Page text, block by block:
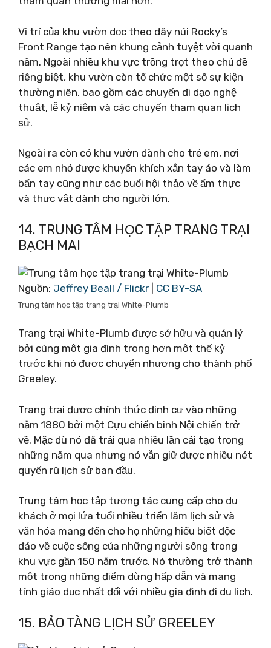
Vị trí của khu vườn dọc theo dãy núi Rocky’s
Front Range tạo nên khung cảnh tuyệt vời quanh
năm. Ngoài nhiều khu vực trồng trọt theo chủ đề
riêng biệt, khu vườn còn tổ chức một số sự kiện
thường niên, bao gồm các chuyến đi dạo nghệ
thuật, lễ kỷ niệm và các chuyến tham quan lịch
sử.
Ngoài ra còn có khu vườn dành cho trẻ em, nơi
các em nhỏ được khuyến khích xắn tay áo và làm
bẩn tay cũng như các buổi hội thảo về ẩm thực
và thực vật dành cho người lớn.
14. TRUNG TÂM HỌC TẬP TRANG TRẠI
BẠCH MAI
Nguồn: Jeffrey Beall / Flickr CC BY-SA
Trung tâm học tập trang trại White-Plumb
Trang trại White-Plumb được sở hữu và quản lý
bởi cùng một gia đình trong hơn một thế kỷ
trước khi nó được chuyển nhượng cho thành phố
Greeley.
Trang trại được chính thức định cư vào những
năm 1880 bởi một Cựu chiến binh Nội chiến trở
về. Mặc dù nó đã trải qua nhiều lần cải tạo trong
những năm qua nhưng nó vẫn giữ được nhiều nét
quyến rũ lịch sử ban đầu.
Trung tâm học tập tương tác cung cấp cho du
khách ở mọi lứa tuổi nhiều triển lãm lịch sử và
văn hóa mang đến cho họ những hiểu biết độc
đáo về cuộc sống của những người sống trong
khu vực gần 150 năm trước. Nó thường trở thành
một trong những điểm dừng hấp dẫn và mang
tính giáo dục nhất đối với nhiều gia đình đi du lịch.
15. BẢO TÀNG LỊCH SỬ GREELEY